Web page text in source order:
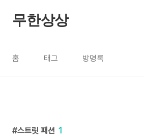
무한상상
홈 태그 방명록
스트릿 패션 1